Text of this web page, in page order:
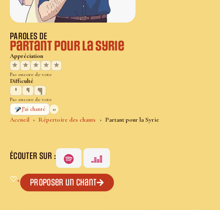
Accueil Répertoire des chants Partant pour la Syrie
PAROLES DE
Partant pour la Syrie
Appréciation
★
★ ★ ★ ★
Pas encore de vote
Difficulté
Pas encore de vote
J’ai chanté
0
ÉCOUTER SUR :
♡+ Proposer un chant